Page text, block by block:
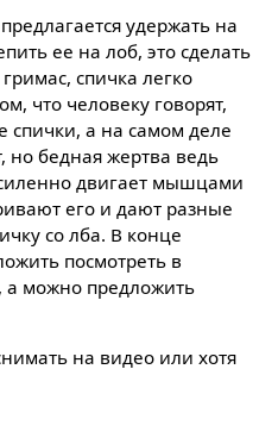
удержать на
ее на лоб, это сделать
спичка легко
что человеку говорят,
спички, а на самом деле
но бедная жертва ведь
двигает мышцами
его и дают разные
со лба. В конце
посмотреть в
а можно предложить
на видео или хотя